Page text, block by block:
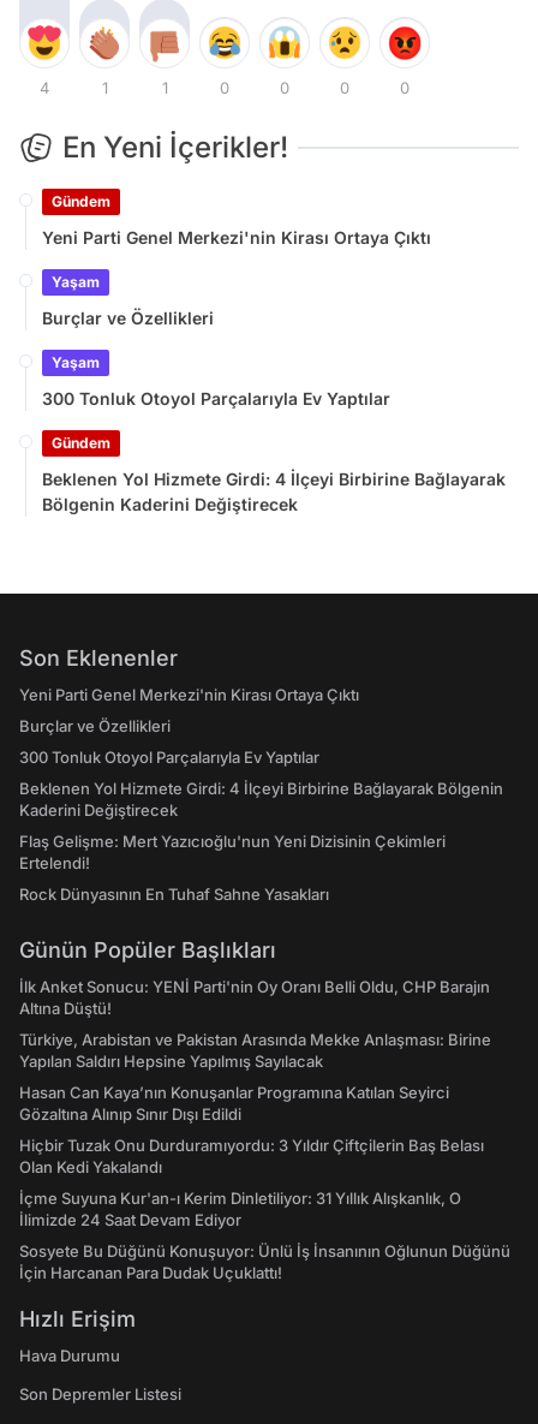
4 1 1 0 0 0 0
En Yeni İçerikler!
Gündem
Yeni Parti Genel Merkezi'nin Kirası Ortaya Çıktı
Yaşam
Burçlar ve Özellikleri
Yaşam
300 Tonluk Otoyol Parçalarıyla Ev Yaptılar
Gündem
Beklenen Yol Hizmete Girdi: 4 İlçeyi Birbirine Bağlayarak
Bölgenin Kaderini Değiştirecek
Son Eklenenler
Yeni Parti Genel Merkezi'nin Kirası Ortaya Çıktı
Burçlar ve Özellikleri
300 Tonluk Otoyol Parçalarıyla Ev Yaptılar
Beklenen Yol Hizmete Girdi: 4 İlçeyi Birbirine Bağlayarak Bölgenin
Kaderini Değiştirecek
Flaş Gelişme: Mert Yazıcıoğlu'nun Yeni Dizisinin Çekimleri
Ertelendi!
Rock Dünyasının En Tuhaf Sahne Yasakları
Günün Popüler Başlıkları
İlk Anket Sonucu: YENİ Parti'nin Oy Oranı Belli Oldu, CHP Barajın
Altına Düştü!
Türkiye, Arabistan ve Pakistan Arasında Mekke Anlaşması: Birine
Yapılan Saldırı Hepsine Yapılmış Sayılacak
Hasan Can Kaya’nın Konuşanlar Programına Katılan Seyirci
Gözaltına Alınıp Sınır Dışı Edildi
Hiçbir Tuzak Onu Durduramıyordu: 3 Yıldır Çiftçilerin Baş Belası
Olan Kedi Yakalandı
İçme Suyuna Kur'an-ı Kerim Dinletiliyor: 31 Yıllık Alışkanlık, O
İlimizde 24 Saat Devam Ediyor
Sosyete Bu Düğünü Konuşuyor: Ünlü İş İnsanının Oğlunun Düğünü
İçin Harcanan Para Dudak Uçuklattı!
Hızlı Erişim
Hava Durumu
Son Depremler Listesi